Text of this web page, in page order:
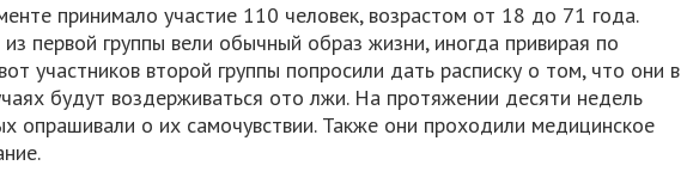
принимало участие 110 человек, возрастом от 18 до 71 года.
из первой группы вели обычный образ жизни, иногда привирая по
участников второй группы попросили дать расписку о том, что они в
будут воздерживаться ото лжи. На протяжении десяти недель
опрашивали о их самочувствии. Также они проходили медицинское